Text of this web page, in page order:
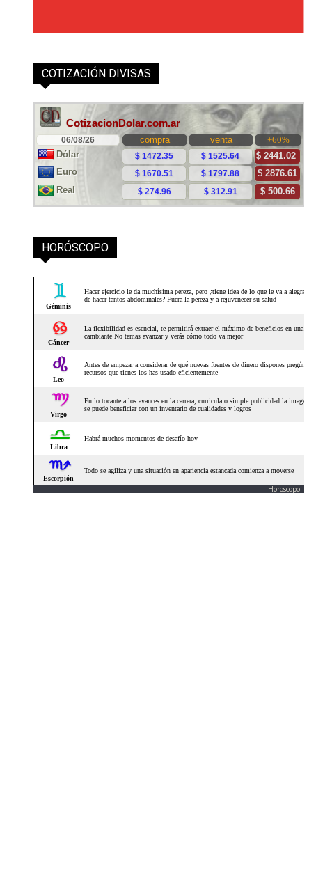
COTIZACIÓN DIVISAS
HORÓSCOPO
Horoscopo